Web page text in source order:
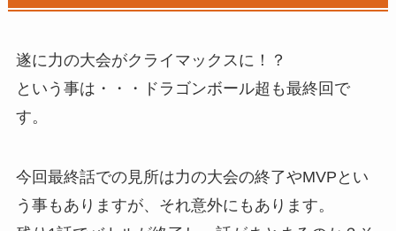
遂に力の大会がクライマックスに！？
という事は・・・ドラゴンボール超も最終回で
す。
今回最終話での見所は力の大会の終了やMVPとい
う事もありますが、それ意外にもあります。